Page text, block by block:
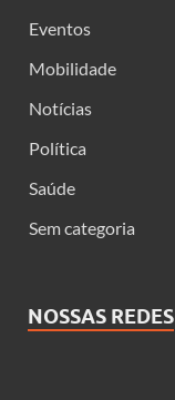
Eventos
Mobilidade
Notícias
Política
Saúde
Sem categoria
NOSSAS REDES